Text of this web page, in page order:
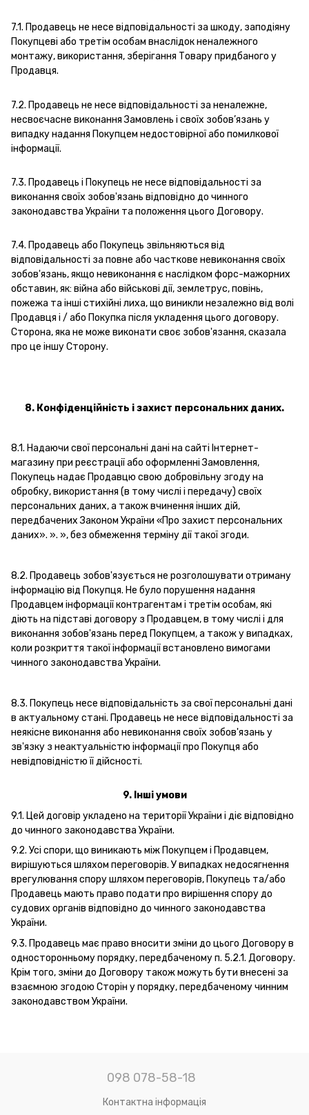
7.1. Продавець не несе відповідальності за шкоду, заподіяну
Покупцеві або третім особам внаслідок неналежного
монтажу, використання, зберігання Товару придбаного у
Продавця.
7.2. Продавець не несе відповідальності за неналежне,
несвоєчасне виконання Замовлень і своїх зобов’язань у
випадку надання Покупцем недостовірної або помилкової
інформації.
7.3. Продавець і Покупець не несе відповідальності за
виконання своїх зобов'язань відповідно до чинного
законодавства України та положення цього Договору.
7.4. Продавець або Покупець звільняються від
відповідальності за повне або часткове невиконання своїх
зобов'язань, якщо невиконання є наслідком форс-мажорних
обставин, як: війна або військові дії, землетрус, повінь,
пожежа та інші стихійні лиха, що виникли незалежно від волі
Продавця і / або Покупка після укладення цього договору.
Сторона, яка не може виконати своє зобов'язання, сказала
про це іншу Сторону.
8. Конфіденційність і захист персональних даних.
8.1. Надаючи свої персональні дані на сайті Інтернет-
магазину при реєстрації або оформленні Замовлення,
Покупець надає Продавцю свою добровільну згоду на
обробку, використання (в тому числі і передачу) своїх
персональних даних, а також вчинення інших дій,
передбачених Законом України «Про захист персональних
даних». ». », без обмеження терміну дії такої згоди.
8.2. Продавець зобов'язується не розголошувати отриману
інформацію від Покупця. Не було порушення надання
Продавцем інформації контрагентам і третім особам, які
діють на підставі договору з Продавцем, в тому числі і для
виконання зобов'язань перед Покупцем, а також у випадках,
коли розкриття такої інформації встановлено вимогами
чинного законодавства України.
8.3. Покупець несе відповідальність за свої персональні дані
в актуальному стані. Продавець не несе відповідальності за
неякісне виконання або невиконання своїх зобов'язань у
зв'язку з неактуальністю інформації про Покупця або
невідповідністю її дійсності.
9. Інші умови
9.1. Цей договір укладено на території України і діє відповідно
до чинного законодавства України.
9.2. Усі спори, що виникають між Покупцем і Продавцем,
вирішуються шляхом переговорів. У випадках недосягнення
врегулювання спору шляхом переговорів, Покупець та/або
Продавець мають право подати про вирішення спору до
судових органів відповідно до чинного законодавства
України.
9.3. Продавець має право вносити зміни до цього Договору в
односторонньому порядку, передбаченому п. 5.2.1. Договору.
Крім того, зміни до Договору також можуть бути внесені за
взаємною згодою Сторін у порядку, передбаченому чинним
законодавством України.
098 078-58-18
Контактна інформація